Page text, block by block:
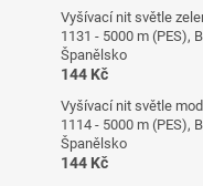
Vyšívací nit světle
1131 - 5000 m (PES),
Španělsko
144 Kč
Vyšívací nit světle
1114 - 5000 m (PES),
Španělsko
144 Kč